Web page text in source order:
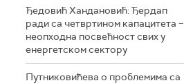
Ђедовић Хандановић: Ђердап
ради са четвртином капацитета –
неопходна посвећност свих у
енергетском сектору
Путниковићева о проблемима са